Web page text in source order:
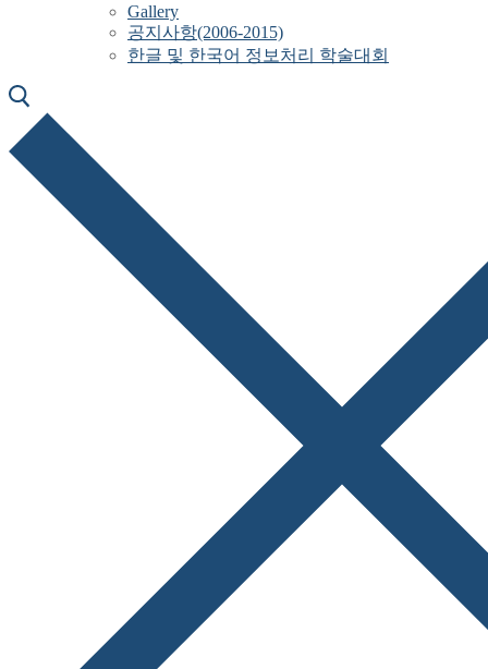
Gallery
공지사항(2006-2015)
한글 및 한국어 정보처리 학술대회